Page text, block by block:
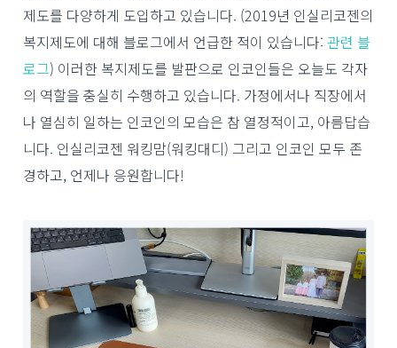
제도를 다양하게 도입하고 있습니다. (2019년 인실리코젠의
복지제도에 대해 블로그에서 언급한 적이 있습니다: 관련 블
로그) 이러한 복지제도를 발판으로 인코인들은 오늘도 각자
의 역할을 충실히 수행하고 있습니다. 가정에서나 직장에서
나 열심히 일하는 인코인의 모습은 참 열정적이고, 아름답습
니다. 인실리코젠 워킹맘(워킹대디) 그리고 인코인 모두 존
경하고, 언제나 응원합니다!